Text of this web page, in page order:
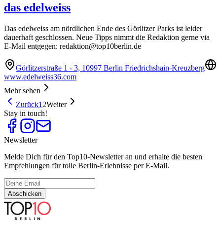
das edelweiss
Das edelweiss am nördlichen Ende des Görlitzer Parks ist leider
dauerhaft geschlossen. Neue Tipps nimmt die Redaktion gerne via
E-Mail entgegen: redaktion@top10berlin.de
Görlitzerstraße 1 - 3, 10997 Berlin Friedrichshain-Kreuzberg
www.edelweiss36.com
Mehr sehen
Zurück1 2Weiter
Stay in touch!
Newsletter
Melde Dich für den Top10-Newsletter an und erhalte die besten
Empfehlungen für tolle Berlin-Erlebnisse per E-Mail.
Abschicken